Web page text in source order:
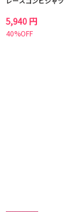
5,940 円
40%OFF